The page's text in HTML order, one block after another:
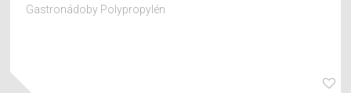
Gastronádoby Polypropylén